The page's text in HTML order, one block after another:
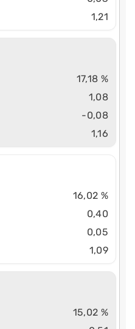
1,21
17,18 %
1,08
-0,08
1,16
16,02 %
0,40
0,05
1,09
15,02 %